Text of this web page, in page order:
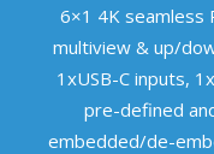
6×1 4K seamless
multiview & up/
1xUSB-C inputs,
pre-defined
embedded/de-